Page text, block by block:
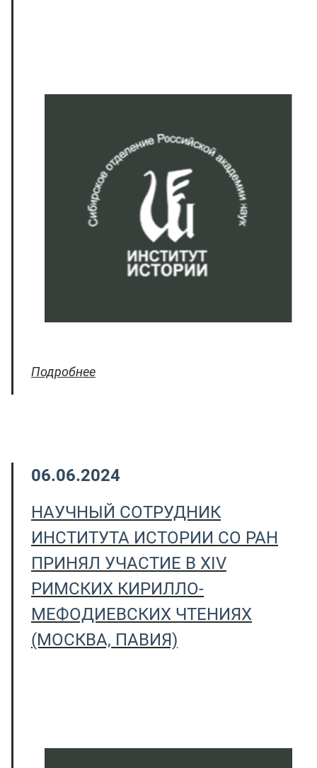
Подробнее
06.06.2024
НАУЧНЫЙ СОТРУДНИК
ИНСТИТУТА ИСТОРИИ СО РАН
ПРИНЯЛ УЧАСТИЕ В XIV
РИМСКИХ КИРИЛЛО-
МЕФОДИЕВСКИХ ЧТЕНИЯХ
(МОСКВА, ПАВИЯ)